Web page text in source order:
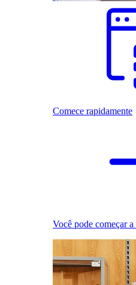
Comece rapidamente
Você pode começar